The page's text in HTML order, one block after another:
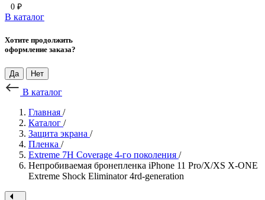
0 ₽
В каталог
Хотите продолжить
оформление заказа?
Да Нет
В каталог
Главная /
Каталог /
Защита экрана /
Пленка /
Extreme 7H Coverage 4-го поколения /
Непробиваемая бронепленка iPhone 11 Pro/X/XS X-ONE
Extreme Shock Eliminator 4rd-generation